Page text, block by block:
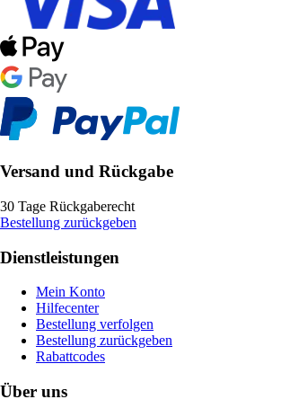
Versand und Rückgabe
30 Tage Rückgaberecht
Bestellung zurückgeben
Dienstleistungen
Mein Konto
Hilfecenter
Bestellung verfolgen
Bestellung zurückgeben
Rabattcodes
Über uns